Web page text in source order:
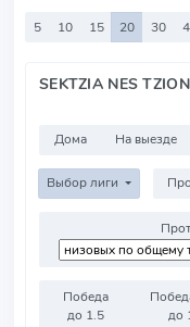
5 10 15 20 30
SEKTZIA NES
Дома На выезде
Выбор лиги
Победа
до 1.5
до